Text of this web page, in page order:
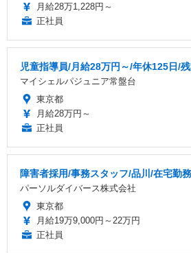
月給28万1,228円～
正社員
児童指導員/月給28万円～/年休125日/
マイシェルパジュニア常盤台
東京都
月給28万円～
正社員
障害者採用/事務スタッフ/品川/在宅勤
パーソルダイバース株式会社
東京都
月給19万9,000円～22万円
正社員